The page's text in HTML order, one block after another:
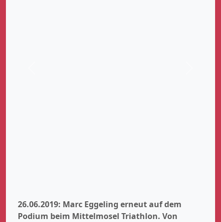
26.06.2019: Marc Eggeling erneut auf dem
Podium beim Mittelmosel Triathlon. Von